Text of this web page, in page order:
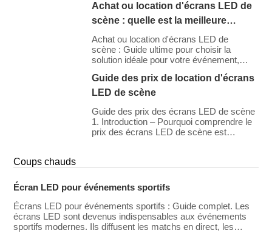
explore les principales caractéristiques,
les différents types d’écrans, […]
de 2026, le coût de location des murs
LED s'est stabilisé malgré les progrès
technologiques. Si les prix de location des
panneaux bruts ont légèrement diminué
grâce aux gains d'efficacité en production,
la demande pour des résolutions plus
Achat ou location d'écrans LED de
scène : quelle est la meilleure
solution pour votre événement ?
Achat ou location d'écrans LED de
scène : Guide ultime pour choisir la
solution idéale pour votre événement,
conseils. Décider d'acheter ou de louer un
mur vidéo LED représente l'un des
importants qu'un organisateur
d'événements, un lieu de culte ou une
société de production puisse prendre. Il
Guide des prix de location d'écrans
LED de scène
Guide des prix des écrans LED de scène
1. Introduction – Pourquoi comprendre le
prix des écrans LED de scène est
d'événements de grande envergure. Que
vous envisagiez de louer ou d'acheter un
mur vidéo LED, il est crucial de
comprendre la gamme de prix et les
principaux facteurs qui influencent le coût
Coups chauds
Écran LED pour événements sportifs
Écrans LED pour événements sportifs : Guide complet. Les
écrans LED sont devenus indispensables aux événements
sportifs modernes. Ils diffusent les matchs en direct, les